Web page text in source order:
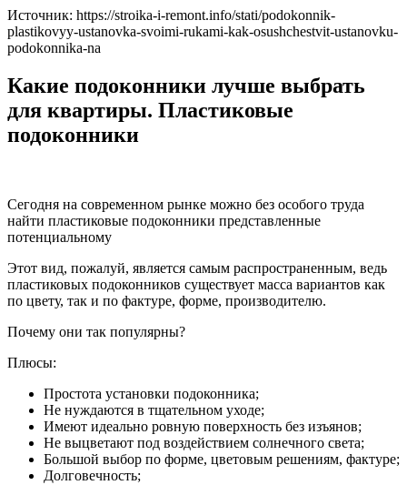
Источник: https://stroika-i-remont.info/stati/podokonnik-
plastikovyy-ustanovka-svoimi-rukami-kak-osushchestvit-ustanovku-
podokonnika-na
Какие подоконники лучше выбрать
для квартиры. Пластиковые
подоконники
Сегодня на современном рынке можно без особого труда
найти пластиковые подоконники представленные
потенциальному
Этот вид, пожалуй, является самым распространенным, ведь
пластиковых подоконников существует масса вариантов как
по цвету, так и по фактуре, форме, производителю.
Почему они так популярны?
Плюсы:
Простота установки подоконника;
Не нуждаются в тщательном уходе;
Имеют идеально ровную поверхность без изъянов;
Не выцветают под воздействием солнечного света;
Большой выбор по форме, цветовым решениям, фактуре;
Долговечность;